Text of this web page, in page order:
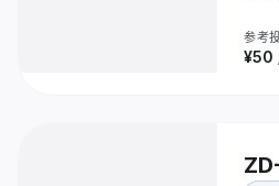
参考
¥50